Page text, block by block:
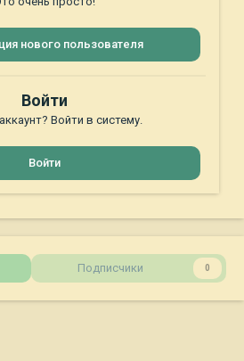
нового пользователя
Войти
Войти в систему.
Войти
Подписчики 0